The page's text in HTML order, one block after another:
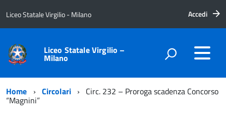
Liceo Statale Virgilio - Milano Accedi
Liceo Statale Virgilio –
Milano
Home Circolari Circ. 232 – Proroga scadenza Concorso
“Magnini”